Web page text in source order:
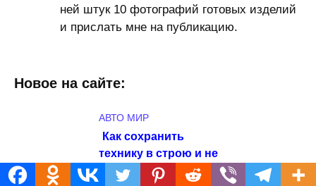
ней штук 10 фотографий готовых изделий
и прислать мне на публикацию.
Новое на сайте:
АВТО МИР
Как сохранить
технику в строю и не
потерять урожай